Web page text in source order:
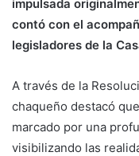
impulsada
contó con el
legisladores de la
A través de la
chaqueño destacó
marcado por una
visibilizando las